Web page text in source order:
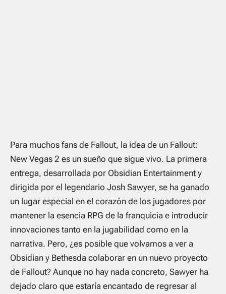
Para muchos fans de Fallout, la idea de un Fallout:
New Vegas 2 es un sueño que sigue vivo. La primera
entrega, desarrollada por Obsidian Entertainment y
dirigida por el legendario Josh Sawyer, se ha ganado
un lugar especial en el corazón de los jugadores por
mantener la esencia RPG de la franquicia e introducir
innovaciones tanto en la jugabilidad como en la
narrativa. Pero, ¿es posible que volvamos a ver a
Obsidian y Bethesda colaborar en un nuevo proyecto
de Fallout? Aunque no hay nada concreto, Sawyer ha
dejado claro que estaría encantado de regresar al